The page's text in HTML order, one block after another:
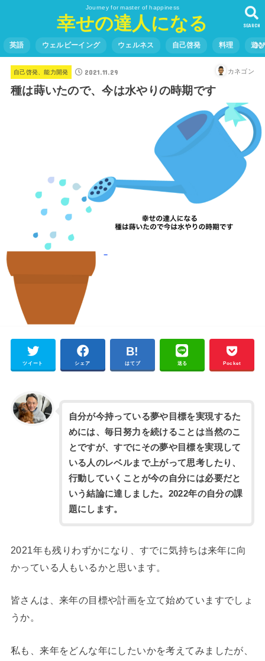
Journey for master of happiness
幸せの達人になる SEARCH
英語 ウェルビーイング ウェルネス 自己啓発 料理 遊
自己啓発、能力開発 2021.11.29 カネゴン
種は蒔いたので、今は水やりの時期です
ツイート シェア はてブ 送る Pocket
自分が今持っている夢や目標を実現するた
めには、毎日努力を続けることは当然のこ
とですが、すでにその夢や目標を実現して
いる人のレベルまで上がって思考したり、
行動していくことが今の自分には必要だと
いう結論に達しました。2022年の自分の課
題にします。
2021年も残りわずかになり、すでに気持ちは来年に向
かっている人もいるかと思います。
皆さんは、来年の目標や計画を立て始めていますでしょ
うか。
私も、来年をどんな年にしたいかを考えてみましたが、